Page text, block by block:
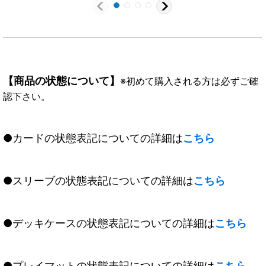
《白》
【商品の状態について】 ※初めて購入される方は必ずご確
認下さい。
●カードの状態表記についての詳細はこちら
●スリーブの状態表記についての詳細はこちら
●デッキケースの状態表記についての詳細はこちら